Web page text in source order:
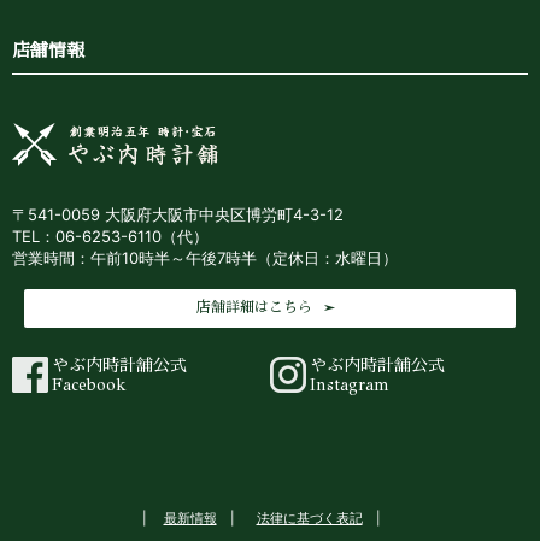
店舗情報
〒541-0059 大阪府大阪市中央区博労町4-3-12
TEL：06-6253-6110（代）
営業時間：午前10時半～午後7時半（定休日：水曜日）
店舗詳細はこちら
やぶ内時計舗公式
Facebook
やぶ内時計舗公式
Instagram
最新情報 法律に基づく表記